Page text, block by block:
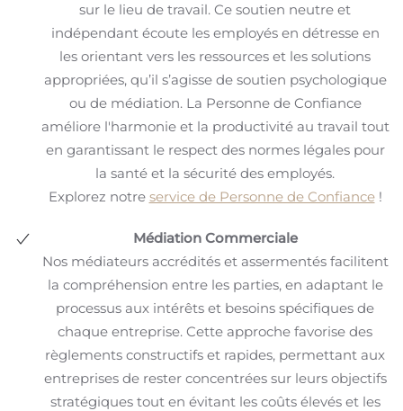
sur le lieu de travail. Ce soutien neutre et
indépendant écoute les employés en détresse en
les orientant vers les ressources et les solutions
appropriées, qu’il s’agisse de soutien psychologique
ou de médiation. La Personne de Confiance
améliore l'harmonie et la productivité au travail tout
en garantissant le respect des normes légales pour
la santé et la sécurité des employés.
Explorez notre service de Personne de Confiance!
Médiation Commerciale
Nos médiateurs accrédités et assermentés facilitent
la compréhension entre les parties, en adaptant le
processus aux intérêts et besoins spécifiques de
chaque entreprise. Cette approche favorise des
règlements constructifs et rapides, permettant aux
entreprises de rester concentrées sur leurs objectifs
stratégiques tout en évitant les coûts élevés et les